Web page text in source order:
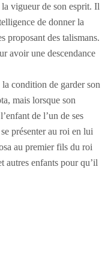
vigueur de son esprit. Il
de donner la
proposant des talismans.
avoir une descendance
condition de garder son
mais lorsque son
de l’un de ses
présenter au roi en lui
au premier fils du roi
autres enfants pour qu’il